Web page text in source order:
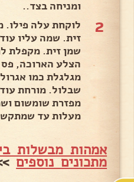
ומניחה בצד..
2
לוקחת עלה פילו.
זית. שמה עליו
שמן זית. מקפלת
הצלע הארוכה, פס
מגלגלת כמו
שבלול. מורחת
מעלות עד
אמהות מבשלות
מתכונים נוספים